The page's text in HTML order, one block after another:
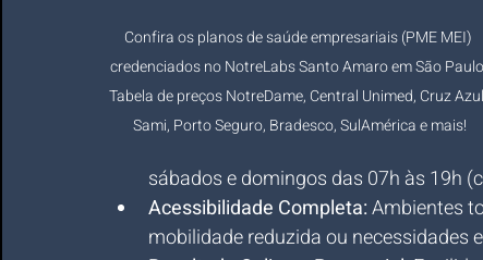
Confira os planos de saúde empresariais (PME MEI)
credenciados no NotreLabs Santo Amaro em São
Tabela de preços NotreDame, Central Unimed, Cruz
Sami, Porto Seguro, Bradesco, SulAmérica e mais!
sábados e domingos das 07h às 19h
Acessibilidade Completa: Ambientes
mobilidade reduzida ou necessidades